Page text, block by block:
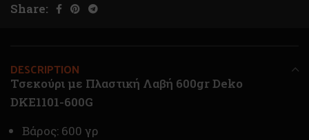
Share:
DESCRIPTION
Τσεκούρι με Πλαστική Λαβή 600gr Deko
DKE1101-600G
Βάρος: 600 γρ